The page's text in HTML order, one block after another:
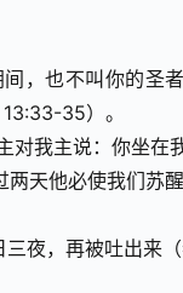
，也不叫你的圣
35）。
我主说：你坐在
两天他必使我们
夜，再被吐出来（